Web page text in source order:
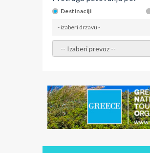
Destinaciji
- izaberi drzavu -
- izaberi prevoz -